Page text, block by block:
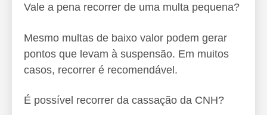
Vale a pena recorrer de uma multa pequena?
Mesmo multas de baixo valor podem gerar
pontos que levam à suspensão. Em muitos
casos, recorrer é recomendável.
É possível recorrer da cassação da CNH?